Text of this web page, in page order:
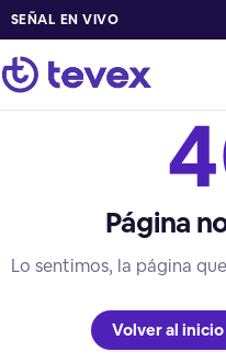
SEÑAL EN VIVO
Página
Lo sentimos, la página
Volver al inicio